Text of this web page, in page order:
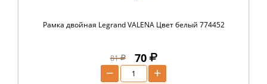
Рамка двойная Legrand VALENA Цвет белый 774452
81 70
+
−